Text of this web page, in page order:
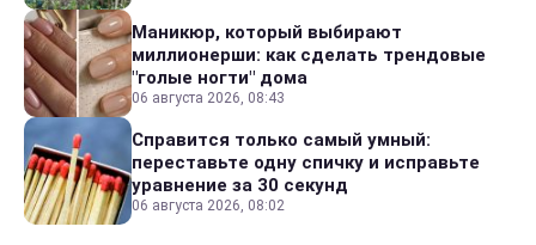
Маникюр, который выбирают
миллионерши: как сделать трендовые
"голые ногти" дома
06 августа 2026, 08:43
Справится только самый умный:
переставьте одну спичку и исправьте
уравнение за 30 секунд
06 августа 2026, 08:02